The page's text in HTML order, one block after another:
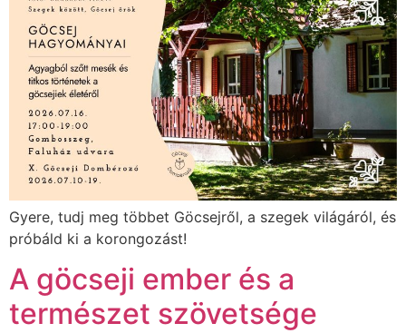
Gyere, tudj meg többet Göcsejről, a szegek világáról, és
próbáld ki a korongozást!
A göcseji ember és a
természet szövetsége